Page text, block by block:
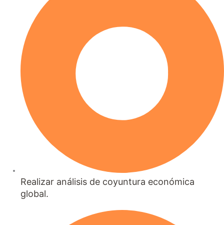
Realizar análisis de coyuntura económica
global.